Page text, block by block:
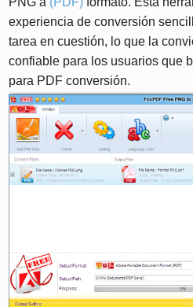
experiencia de conversión
tarea en cuestión, lo que la
confiable para los usuarios que
para PDF conversión.